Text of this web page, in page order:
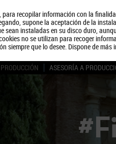
recopilar información con la
supone la aceptación de la
sean instaladas en su disco duro,
no se utilizan para recoger
siempre que lo desee. Dispone de más
ASESORÍA A